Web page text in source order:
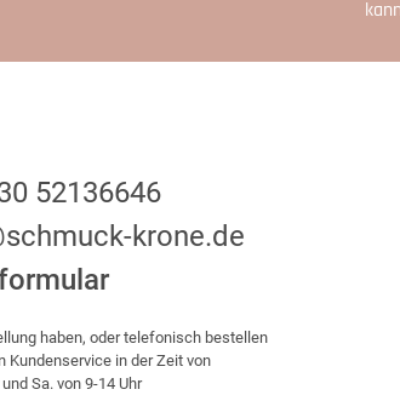
52136646
krone.de
haben, oder telefonisch bestellen
Kundenservice in der Zeit von
Sa. von 9-14 Uhr